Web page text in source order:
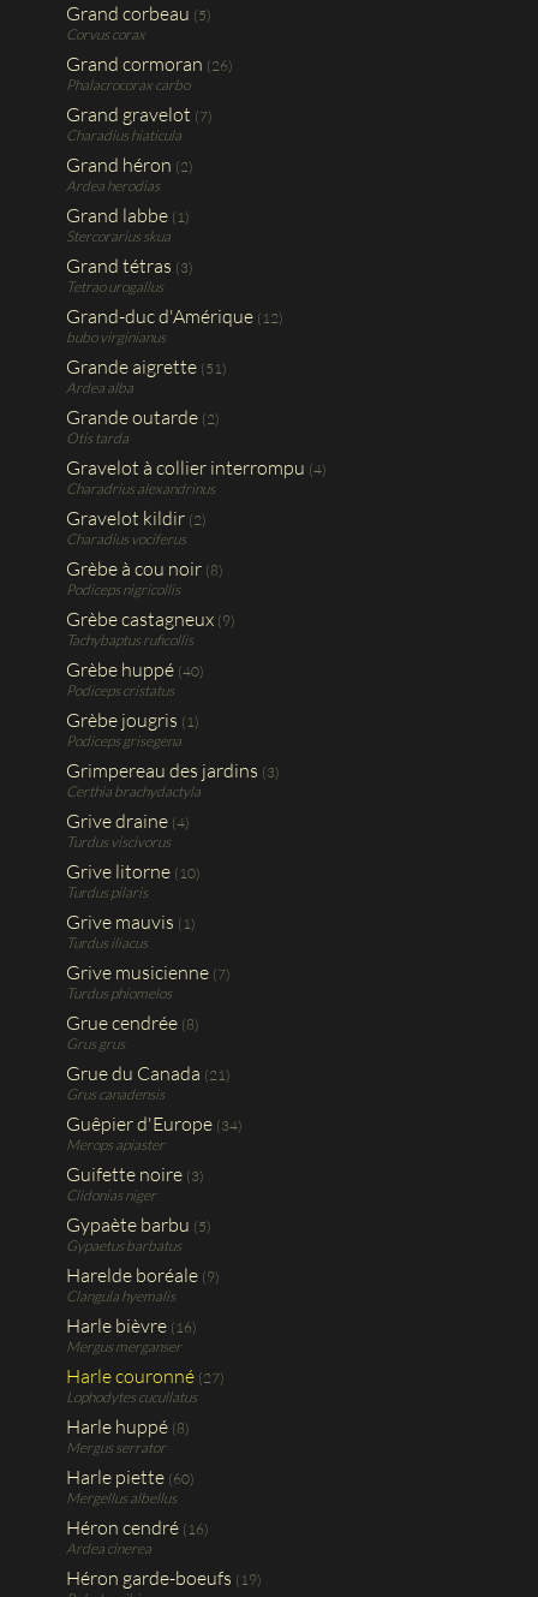
Grand corbeau (5)
Corvus corax
Grand cormoran (26)
Phalacrocorax carbo
Grand gravelot (7)
Charadius hiaticula
Grand héron (2)
Ardea herodias
Grand labbe (1)
Stercorarius skua
Grand tétras (3)
Tetrao urogallus
Grand-duc d'Amérique (12)
bubo virginianus
Grande aigrette (51)
Ardea alba
Grande outarde (2)
Otis tarda
Gravelot à collier interrompu (4)
Charadrius alexandrinus
Gravelot kildir (2)
Charadius vociferus
Grèbe à cou noir (8)
Podiceps nigricollis
Grèbe castagneux (9)
Tachybaptus ruficollis
Grèbe huppé (40)
Podiceps cristatus
Grèbe jougris (1)
Podiceps grisegena
Grimpereau des jardins (3)
Certhia brachydactyla
Grive draine (4)
Turdus viscivorus
Grive litorne (10)
Turdus pilaris
Grive mauvis (1)
Turdus iliacus
Grive musicienne (7)
Turdus phiomelos
Grue cendrée (8)
Grus grus
Grue du Canada (21)
Grus canadensis
Guêpier d'Europe (34)
Merops apiaster
Guifette noire (3)
Clidonias niger
Gypaète barbu (5)
Gypaetus barbatus
Harelde boréale (9)
Clangula hyemalis
Harle bièvre (16)
Mergus merganser
Harle couronné (27)
Lophodytes cucullatus
Harle huppé (8)
Mergus serrator
Harle piette (60)
Mergellus albellus
Héron cendré (16)
Ardea cinerea
Héron garde-boeufs (19)